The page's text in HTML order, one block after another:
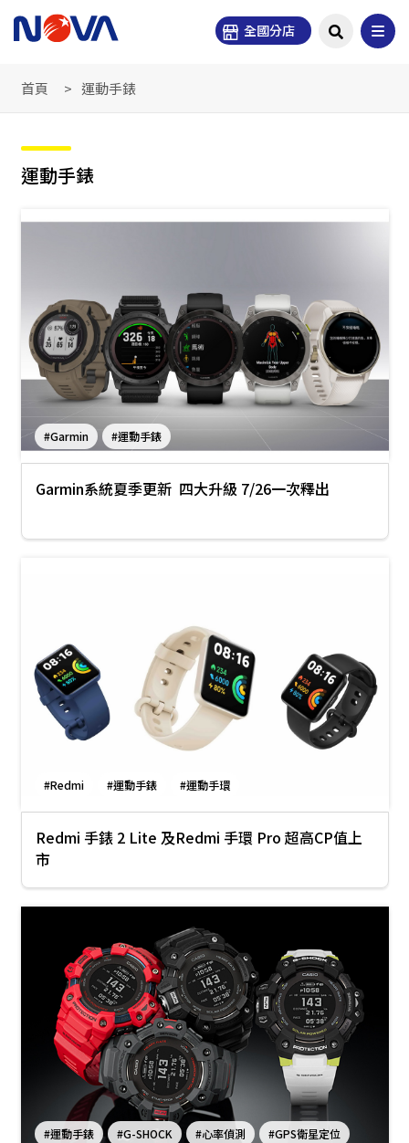
全國分店
首頁 運動手錶
運動手錶
#Garmin #運動手錶
Garmin系統夏季更新 四大升級 7/26一次釋出
#Redmi #運動手錶 #運動手環
Redmi 手錶 2 Lite 及Redmi 手環 Pro 超高CP值上
市
#運動手錶 #G-SHOCK #心率偵測 #GPS衛星定位